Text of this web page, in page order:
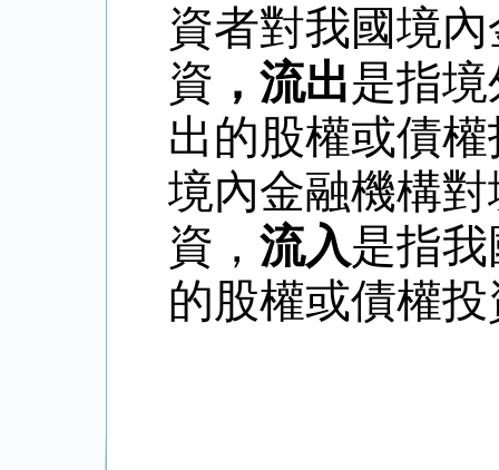
資者對我國境
資 ，流出是指
出的股權或債
境內金融機構
資， 流入是指
的股權或債權